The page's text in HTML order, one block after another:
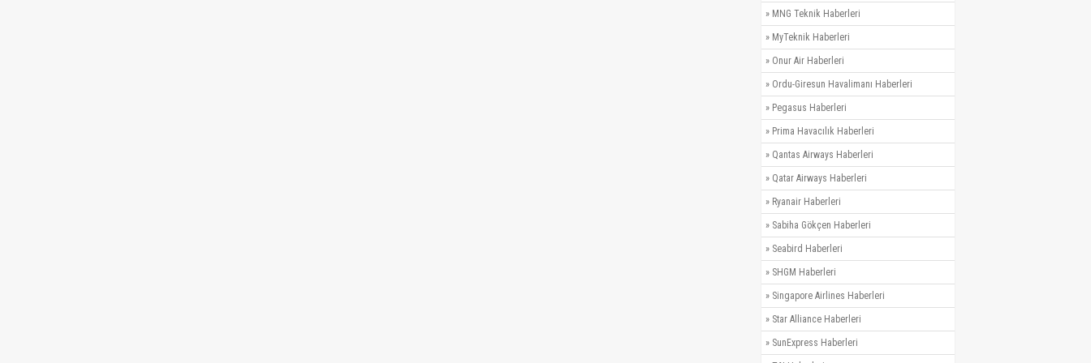
» MNG Teknik Haberleri
» MyTeknik Haberleri
» Onur Air Haberleri
» Ordu-Giresun Havalimanı Haberleri
» Pegasus Haberleri
» Prima Havacılık Haberleri
» Qantas Airways Haberleri
» Qatar Airways Haberleri
» Ryanair Haberleri
» Sabiha Gökçen Haberleri
» Seabird Haberleri
» SHGM Haberleri
» Singapore Airlines Haberleri
» Star Alliance Haberleri
» SunExpress Haberleri